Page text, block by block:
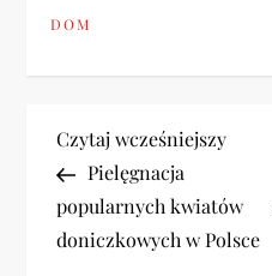
DOM
N
a
w
Previous
Post
Czytaj wcześniejszy
Pielęgnacja
popularnych kwiatów
doniczkowych w Polsce